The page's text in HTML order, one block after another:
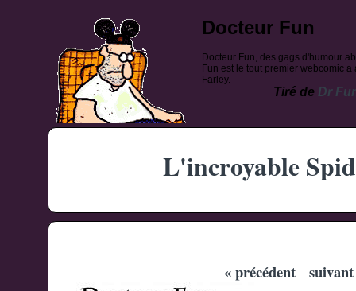
Docteur Fun
Docteur Fun, des gags d'humour
Fun est le tout premier webcomic
Farley.
Tiré de Dr
L'incroyable
« précédent